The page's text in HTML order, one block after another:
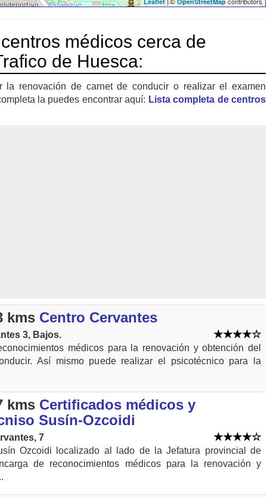
médicos cerca de
de Huesca:
la renovación de carnet de conducir o realizar el examen
la puedes encontrar aquí: Lista completa de centros
kms Centro Cervantes
3, Bajos.
médicos para la renovación y obtención del
Así mismo puede realizar el psicotécnico para la
kms Certificados médicos y
Susín-Ozcoidi
7
Ozcoidi localizado al lado de la Jefatura provincial de
de reconocimientos médicos para la renovación y